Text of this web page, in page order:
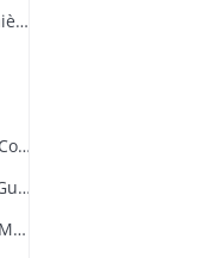
75AL2 Fonds du tribunal régional puis tribunal de première instance de Mulhouse (aujourd'hui Tribunal de Grande Instance) de 1918 à 1940
79AL2 Fonds du Conseil de prud'hommes industriel de Colmar (1919-1940)
80AL2 Fonds du conseil de prud'hommes industriel de Guebwiller (1919-1940)
81AL2 Fonds du Conseil de prud'hommes industriel de Mulhouse (1919-1940)